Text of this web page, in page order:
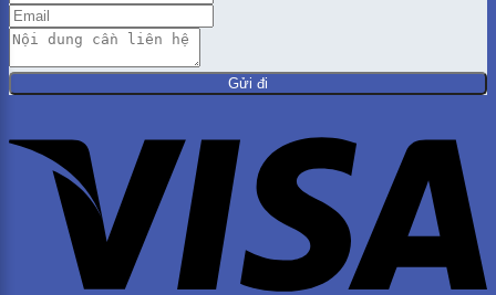
Gửi đi